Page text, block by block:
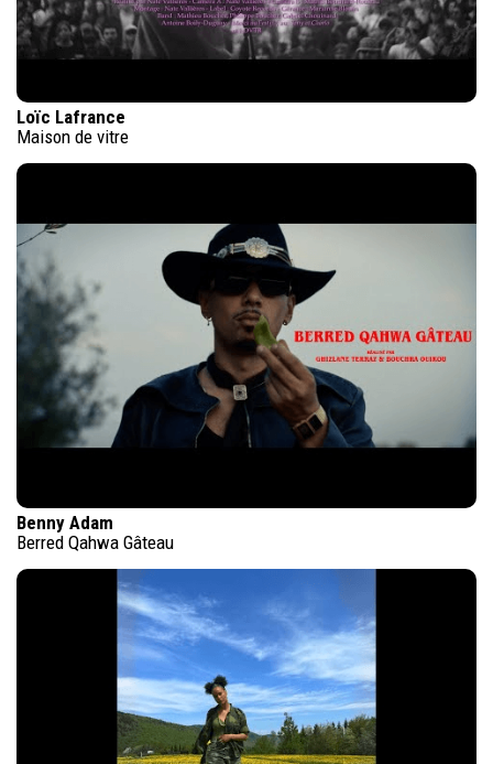
Loïc Lafrance
Maison de vitre
Benny Adam
Berred Qahwa Gâteau